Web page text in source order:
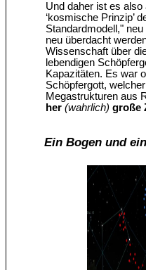
Und daher ist es
‘kosmische Prinzip’
Standardmodell,"
neu überdacht
Wissenschaft über
lebendigen
Kapazitäten. Es war
Schöpfergott,
Megastrukturen aus
her(wahrlich) große
Ein Bogen und